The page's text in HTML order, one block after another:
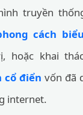
truyền
cách
hoặc khai
cổ điển vốn đã
internet.